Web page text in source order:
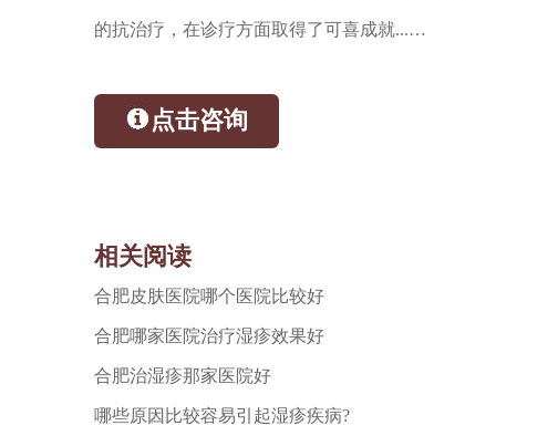
的抗治疗，在诊疗方面取得了可喜成就...…
点击咨询
相关阅读
合肥皮肤医院哪个医院比较好
合肥哪家医院治疗湿疹效果好
合肥治湿疹那家医院好
哪些原因比较容易引起湿疹疾病?